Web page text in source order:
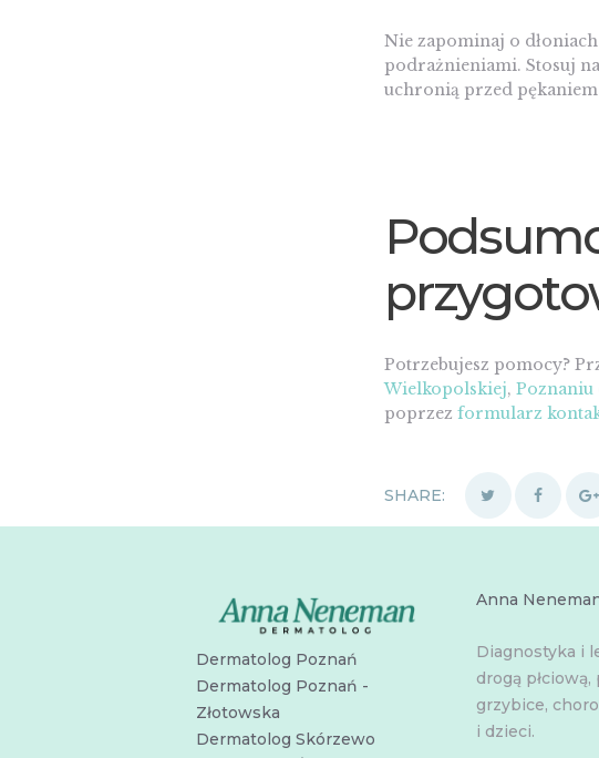
Nie zapominaj o
podrażnieniami. Stosuj
uchronią przed
Potrzebujesz pomocy?
Wielkopolskiej, Poznaniu
poprzez formularz
SHARE:
Dermatolog Poznań
Dermatolog Poznań -
Złotowska
Dermatolog Skórzewo
Anna
Diagnostyka i
drogą
grzybice,
i dzieci.